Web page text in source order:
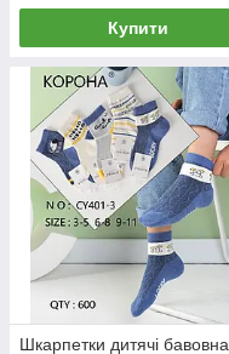
Купити
Шкарпетки дитячі бавовна